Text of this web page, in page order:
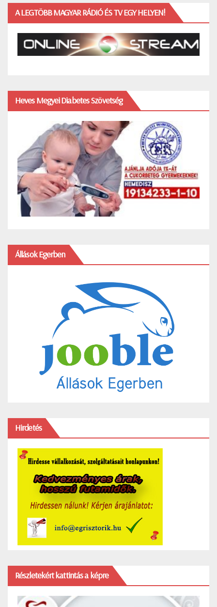
A LEGTÖBB MAGYAR RÁDIÓ ÉS TV EGY HELYEN!
Heves Megyei Diabetes Szövetség
Állások Egerben
Hirdetés
Részletekért kattintás a képre